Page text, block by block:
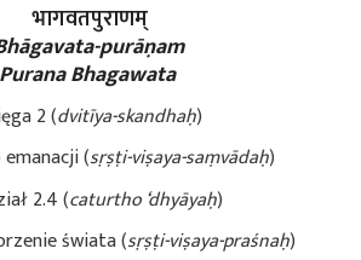
भागवतपुराणम्
purāṇam
Purana Bhagawata
2 (dvitīya-skandhaḥ)
(sṛṣṭi-viṣaya-saṃvādaḥ)
2.4 (caturtho ‘dhyāyaḥ)
świata (sṛṣṭi-viṣaya-praśnaḥ)